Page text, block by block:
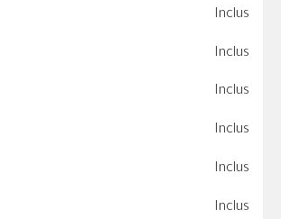
Inclus
Inclus
Inclus
Inclus
Inclus
Inclus